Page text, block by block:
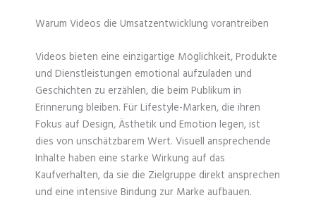
Warum Videos die Umsatzentwicklung vorantreiben
Videos bieten eine einzigartige Möglichkeit, Produkte
und Dienstleistungen emotional aufzuladen und
Geschichten zu erzählen, die beim Publikum in
Erinnerung bleiben. Für Lifestyle-Marken, die ihren
Fokus auf Design, Ästhetik und Emotion legen, ist
dies von unschätzbarem Wert. Visuell ansprechende
Inhalte haben eine starke Wirkung auf das
Kaufverhalten, da sie die Zielgruppe direkt ansprechen
und eine intensive Bindung zur Marke aufbauen.